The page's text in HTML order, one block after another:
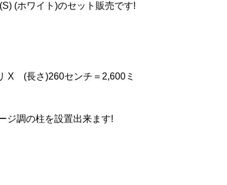
(ホワイト)のセット販売です!
X (長さ)260センチ＝2,600ミ
ジ調の柱を設置出来ます!